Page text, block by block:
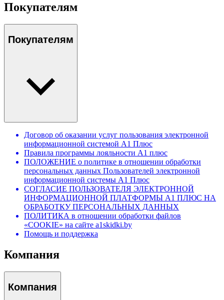
Покупателям
Покупателям
Договор об оказании услуг пользования электронной
информационной системой А1 Плюс
Правила программы лояльности А1 плюс
ПОЛОЖЕНИЕ о политике в отношении обработки
персональных данных Пользователей электронной
информационной системы А1 Плюс
СОГЛАСИЕ ПОЛЬЗОВАТЕЛЯ ЭЛЕКТРОННОЙ
ИНФОРМАЦИОННОЙ ПЛАТФОРМЫ А1 ПЛЮС НА
ОБРАБОТКУ ПЕРСОНАЛЬНЫХ ДАННЫХ
ПОЛИТИКА в отношении обработки файлов
«COOKIE» на сайте a1skidki.by
Помощь и поддержка
Компания
Компания